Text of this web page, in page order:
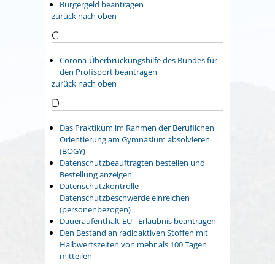
Bürgergeld beantragen
zurück nach oben
C
Corona-Überbrückungshilfe des Bundes für
den Profisport beantragen
zurück nach oben
D
Das Praktikum im Rahmen der Beruflichen
Orientierung am Gymnasium absolvieren
(BOGY)
Datenschutzbeauftragten bestellen und
Bestellung anzeigen
Datenschutzkontrolle -
Datenschutzbeschwerde einreichen
(personenbezogen)
Daueraufenthalt-EU - Erlaubnis beantragen
Den Bestand an radioaktiven Stoffen mit
Halbwertszeiten von mehr als 100 Tagen
mitteilen